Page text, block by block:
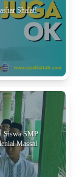
Shalat!
Siswa SMP
Massal